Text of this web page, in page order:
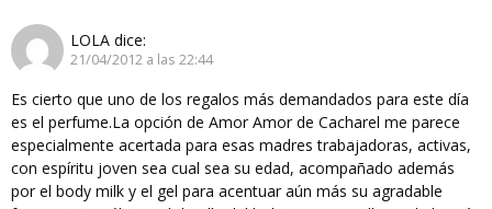
LOLA dice:
21/04/2012 a las 22:44
Es cierto que uno de los regalos más demandados para este día
es el perfume.La opción de Amor Amor de Cacharel me parece
especialmente acertada para esas madres trabajadoras, activas,
con espíritu joven sea cual sea su edad, acompañado además
por el body milk y el gel para acentuar aún más su agradable